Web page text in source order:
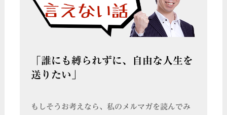
「誰にも縛られずに、自由な人生を
送りたい」
もしそうお考えなら、私のメルマガを読んでみ